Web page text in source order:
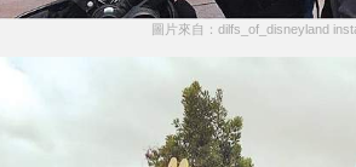
圖片來自：dilfs_of_disneyland